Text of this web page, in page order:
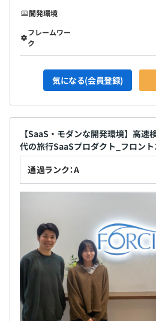
開発環境
フレームワー
ク
気になる(会員登録)
【SaaS・モダンな開発環境】高速
代の旅行SaaSプロダクト_フロン
通過ランク：A